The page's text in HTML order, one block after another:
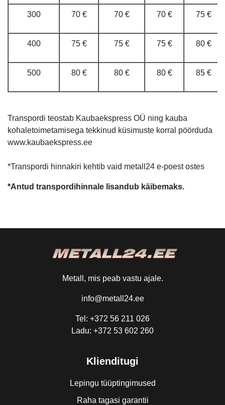
300 70 € 70 € 70 € 75 €
400 75 € 75 € 75 € 80 €
500 80 € 80 € 80 € 85 €
Transpordi teostab Kaubaekspress OÜ ning kauba
kohaletoimetamisega tekkinud küsimuste korral pöörduda
www.kaubaekspress.ee
*Transpordi hinnakiri kehtib vaid metall24 e-poest ostes
*Antud transpordihinnale lisandub käibemaks.
Metall, mis peab vastu ajale.
info@metall24.ee
Tel: +372 56 211 026
Ladu: +372 53 602 260
Klienditugi
Lepingu tüüptingimused
Raha tagasi garantii